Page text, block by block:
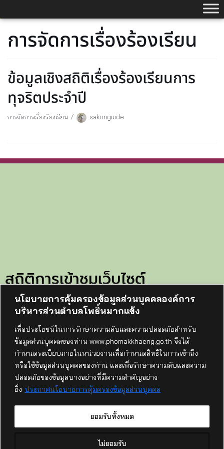
นโยบายการคุ้มครองข้อมูลส่วนบุคคลองค์การ
บริหารส่วนตำบลโพธิ์หมากแข้ง
เพื่อประโยชน์ในการรักษาความลับและความปลอดภัยสำหรับ
ข้อมูลส่วนบุคคลของท่าน www.phomakkhaeng.go.th จึงได้
กำหนดระเบียบภายในหน่วยงานเพื่อกำหนดสิทธิในการเข้าถึง
หรือใช้ข้อมูลส่วนบุคคลของท่าน และเพื่อรักษาความลับและความ
ปลอดภัยของข้อมูลบางอย่างที่มีความสำคัญอย่าง
ยิ่ง ประกาศนโยบายการคุ้มครองข้อมูลส่วนบุคคล
ไม่ยอมรับ
ยอมรับทั้งหมด
to
content
การจัดการเรื่องร้องเรียน
ข้อมูลเชิงสถิติเรื่องร้องเรียนการ
ทุจริตประจำปี
การจัดการเรื่องร้องเรียน sakonguide
สถิติการเข้าชมเว็บไซต์
ทั้งหมด:
วันนี้:
เมื่อวาน:
เดือนนี้:
14-กรกฎาคม-68
เริ่มนับ:
ที่อยู่ไปรษณีย์อิเล็กทรอนิกส์กลาง (อีเมลกลาง) e-mail
saraban@phomakkhaeng.go.th
องค์การบริหารส่วนตำบลโพธิ์หมากแข้ง
บ้านโนนชมภู ตำบลโพธิ์หมากแข้ง อำเภอบึงโขงหลง จังหวัด
บึงกาฬ38220
โทรศัพท์ / โทรสาร :042 490 569